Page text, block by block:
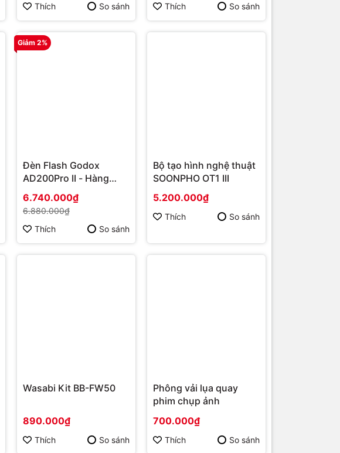
Thích So sánh Thích So sánh
Giảm 2%
Đèn Flash Godox
AD200Pro II - Hàng
6.740.000₫
6.880.000₫
Thích
So sánh
Bộ tạo hình nghệ thuật
SOONPHO OT1 III
5.200.000₫
Thích So sánh
Wasabi Kit BB-FW50
890.000₫
Thích So sánh
Phông vải lụa quay
phim chụp ảnh
700.000₫
Thích So sánh